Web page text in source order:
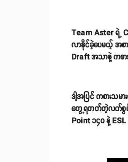
Team Aster ရဲ့
လာနိုင်ခဲ့ပေမယ့် အစ
Draft အသာနဲ့ ကစာ
ဒါ့အပြင် ကစားသမ
တွေ့ရတတ်တဲ့လက်စွမ်း
Point ၁၄၀ နဲ့